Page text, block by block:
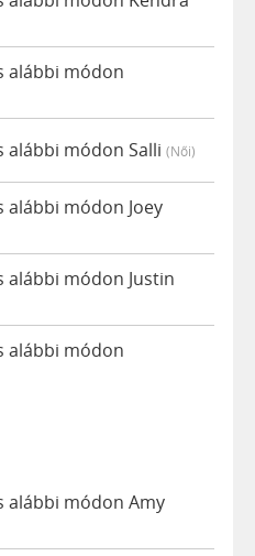
alábbi módon
alábbi módon Salli (női)
alábbi módon Joey
alábbi módon Justin
alábbi módon
alábbi módon Amy